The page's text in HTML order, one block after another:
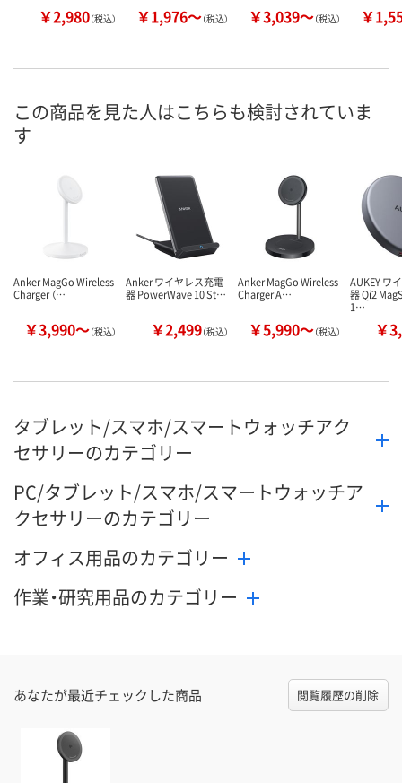
￥2,980（税込） ￥1,976～（税込） ￥3,039～（税込） ￥
この商品を見た人はこちらも検討されていま
す
Anker MagGo Wireless
Charger （…
￥3,990～（税込）
Anker ワイヤレス充電
器 PowerWave 10 St…
￥2,499（税込）
Anker MagGo Wireless
Charger A…
￥5,990～（税込）
AUKEY ワ
器 Qi2
1…
￥
タブレット/スマホ/スマートウォッチアク
セサリーのカテゴリー
PC/タブレット/スマホ/スマートウォッチア
クセサリーのカテゴリー
オフィス用品のカテゴリー
作業・研究用品のカテゴリー
あなたが最近チェックした商品 閲覧履歴の削除